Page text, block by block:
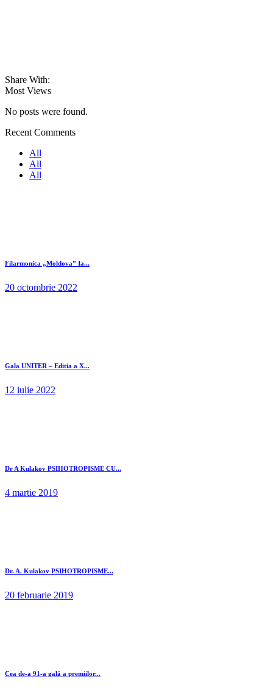
Share With:
Most Views
No posts were found.
Recent Comments
All
All
All
Filarmonica „Moldova” Ia...
20 octombrie 2022
Gala UNITER – Editia a X...
12 iulie 2022
Dr A Kulakov PSIHOTROPISME CU...
4 martie 2019
Dr. A. Kulakov PSIHOTROPISME...
20 februarie 2019
Cea de-a 91-a gală a premiilor...